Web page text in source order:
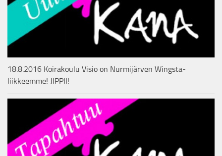
18.8.2016 Koirakoulu Visio on Nurmijärven Wingsta-
liikkeemme! JIPPII!